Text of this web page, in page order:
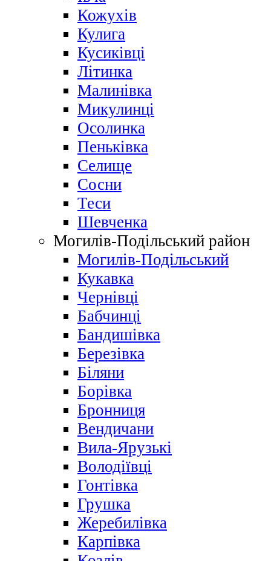
Кожухів
Кулига
Кусиківці
Літинка
Малинівка
Микулинці
Осолинка
Пеньківка
Селище
Сосни
Теси
Шевченка
Могилів-Подільський район
Могилів-Подільський
Кукавка
Чернівці
Бабчинці
Бандишівка
Березівка
Біляни
Борівка
Бронниця
Вендичани
Вила-Ярузькі
Володіївці
Гонтівка
Грушка
Жеребилівка
Карпівка